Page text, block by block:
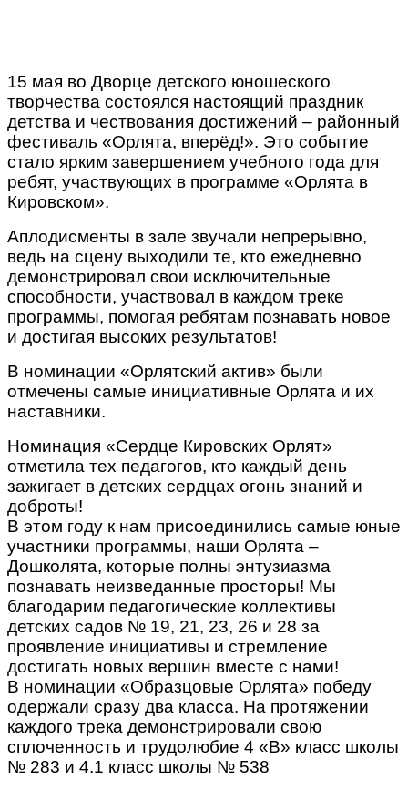
15 мая во Дворце детского юношеского
творчества состоялся настоящий праздник
детства и чествования достижений – районный
фестиваль «Орлята, вперёд!». Это событие
стало ярким завершением учебного года для
ребят, участвующих в программе «Орлята в
Кировском».
Аплодисменты в зале звучали непрерывно,
ведь на сцену выходили те, кто ежедневно
демонстрировал свои исключительные
способности, участвовал в каждом треке
программы, помогая ребятам познавать новое
и достигая высоких результатов!
В номинации «Орлятский актив» были
отмечены самые инициативные Орлята и их
наставники.
Номинация «Сердце Кировских Орлят»
отметила тех педагогов, кто каждый день
зажигает в детских сердцах огонь знаний и
доброты!
В этом году к нам присоединились самые юные
участники программы, наши Орлята –
Дошколята, которые полны энтузиазма
познавать неизведанные просторы! Мы
благодарим педагогические коллективы
детских садов № 19, 21, 23, 26 и 28 за
проявление инициативы и стремление
достигать новых вершин вместе с нами!
В номинации «Образцовые Орлята» победу
одержали сразу два класса. На протяжении
каждого трека демонстрировали свою
сплоченность и трудолюбие 4 «В» класс школы
№ 283 и 4.1 класс школы № 538